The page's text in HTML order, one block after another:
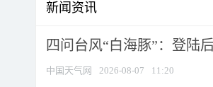
新闻资讯
四问台风“白海豚”：登陆
中国天气网 2026-08-07 11:20